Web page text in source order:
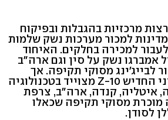
מרכזיות בהגבלות ובפיקוח
למכור מערכות נשק שלמות
למכירה בחלקים. האיחוד
אמברגו נשק על סין וגם ארה"ב
לבייג'ינג מסוקי תקיפה. אך
מסוק התקיפה הסיני החדיש Z-10 מצוייד בטכנולוגיה
איטליה, קנדה, ארה"ב, צרפת
מוכרת מסוקי תקיפה שכאלו
לסודן.